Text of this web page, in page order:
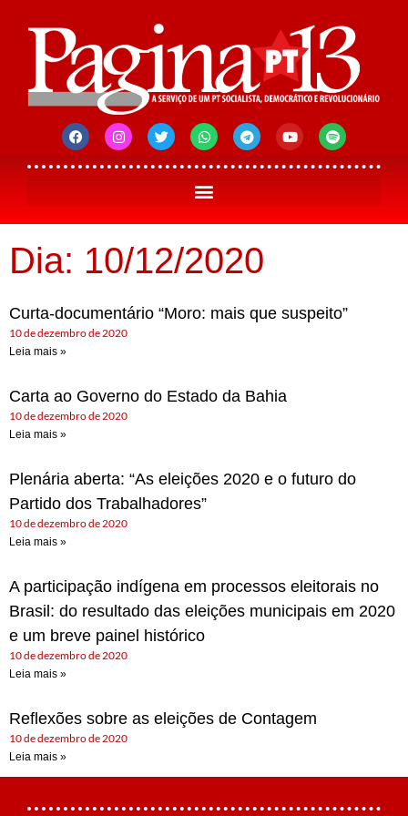
Dia: 10/12/2020
Curta-documentário “Moro: mais que suspeito”
10 de dezembro de 2020
Leia mais »
Carta ao Governo do Estado da Bahia
10 de dezembro de 2020
Leia mais »
Plenária aberta: “As eleições 2020 e o futuro do
Partido dos Trabalhadores”
10 de dezembro de 2020
Leia mais »
A participação indígena em processos eleitorais no
Brasil: do resultado das eleições municipais em 2020
e um breve painel histórico
10 de dezembro de 2020
Leia mais »
Reflexões sobre as eleições de Contagem
10 de dezembro de 2020
Leia mais »